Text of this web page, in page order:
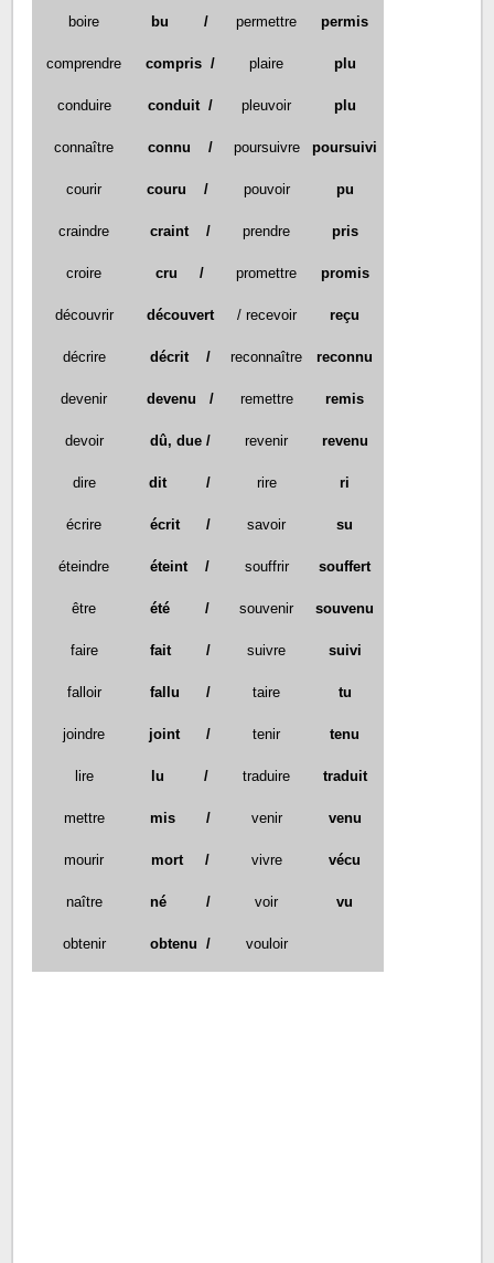
boire bu / permettre permis
comprendre compris / plaire plu
conduire conduit / pleuvoir plu
connaître connu / poursuivre poursuivi
courir couru / pouvoir pu
craindre craint / prendre pris
croire cru / promettre promis
découvrir découvert / recevoir reçu
décrire décrit / reconnaître reconnu
devenir devenu / remettre remis
devoir dû, due / revenir revenu
dire dit / rire ri
écrire écrit / savoir su
éteindre éteint / souffrir souffert
être été / souvenir souvenu
faire fait / suivre suivi
falloir fallu / taire tu
joindre joint / tenir tenu
lire lu / traduire traduit
mettre mis / venir venu
mourir mort / vivre vécu
naître né / voir vu
obtenir obtenu / vouloir